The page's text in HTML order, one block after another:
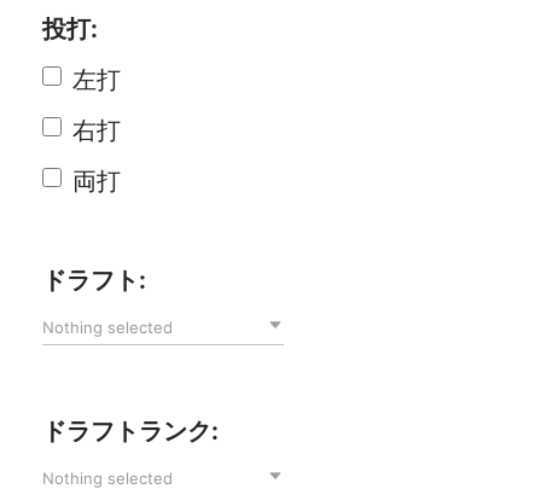
投打:
左打
右打
両打
ドラフト:
Nothing selected
ドラフトランク:
Nothing selected